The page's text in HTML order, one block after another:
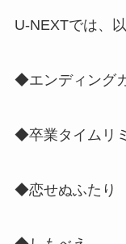
U-NEXTでは、
◆エンディング
◆卒業タイムリ
◆恋せぬふたり